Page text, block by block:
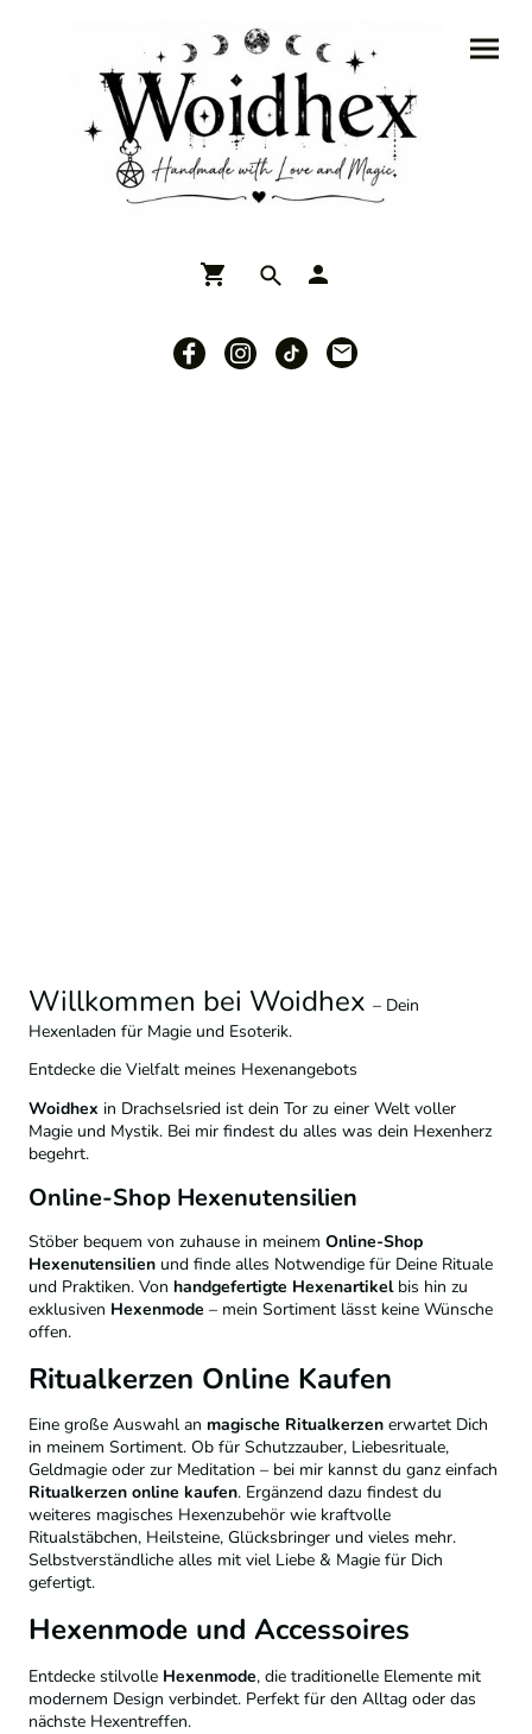
Willkommen bei Woidhex – Dein
Hexenladen für Magie und Esoterik.
Entdecke die Vielfalt meines Hexenangebots
Woidhex in Drachselsried ist dein Tor zu einer Welt voller
Magie und Mystik. Bei mir findest du alles was dein Hexenherz
begehrt.
Online-Shop Hexenutensilien
Stöber bequem von zuhause in meinem Online-Shop
Hexenutensilien und finde alles Notwendige für Deine Rituale
und Praktiken. Von handgefertigte Hexenartikelbis hin zu
exklusiven Hexenmode – mein Sortiment lässt keine Wünsche
offen.
Ritualkerzen Online Kaufen
Eine große Auswahl an magische Ritualkerzen erwartet Dich
in meinem Sortiment. Ob für Schutzzauber, Liebesrituale,
Geldmagie oder zur Meditation – bei mir kannst du ganz einfach
Ritualkerzen online kaufen. Ergänzend dazu findest du
weiteres magisches Hexenzubehör wie kraftvolle
Ritualstäbchen, Heilsteine, Glücksbringer und vieles mehr.
Selbstverständliche alles mit viel Liebe & Magie für Dich
gefertigt.
Hexenmode und Accessoires
Entdecke stilvolle Hexenmode, die traditionelle Elemente mit
modernem Design verbindet. Perfekt für den Alltag oder das
nächste Hexentreffen.